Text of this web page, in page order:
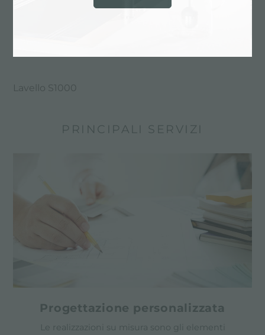
Lavello S1000
PRINCIPALI SERVIZI
Progettazione personalizzata
Le realizzazioni su misura sono gli elementi